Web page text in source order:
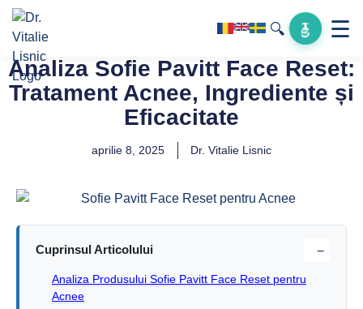
🔍 ☰
Analiza Sofie Pavitt Face Reset:
Tratament Acnee, Ingrediente și
Eficacitate
aprilie 8, 2025 Dr. Vitalie Lisnic
Cuprinsul Articolului −
Analiza Produsului Sofie Pavitt Face Reset pentru
Acnee